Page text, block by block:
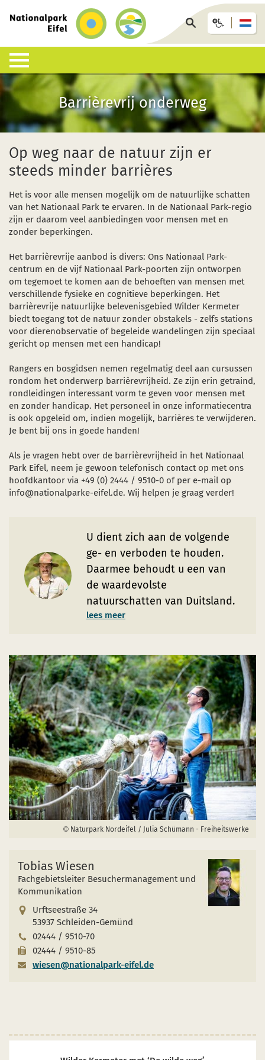
startpagina
pagina
zoeken
Leefruimte nationaal park
Wat is een nationaal park?
Leefruimtes
Geologie, bodem en klimaat
Onderzoek in het nationaal park
Nationaal park beleven
Wandelingen met gids
Kinderen, tieners en gezinnen
Evenementenkalender (Duits)
Wildernis Trail
Sterrenpark
Bezienswaardigheden
Start- en ontmoetingspunten
Informatiecentra & faciliteiten
Nationaal Park-Centrum Eifel
Nationaal Park-Poorten
Nationaal Park-Infopunten
Aankomst en accommodatie
Bus, trein of auto
Nationaalpark-Gastheren
GästeCard (gastenkaart)
Arrangementen en forfaitaire aanbiedingen
Infotheek
Interactieve kaart
FAQ
Ongevallen met wilde dieren
Afrikaanse varkenspest (AVP)
nieuw venster)
in een nieuw venster)
in een nieuw venster)
Barrièrevrij onderweg
Op weg naar de natuur zijn er
steeds minder barrières
Het is voor alle mensen mogelijk om de natuurlijke schatten
van het Nationaal Park te ervaren. In de Nationaal Park-regio
zijn er daarom veel aanbiedingen voor mensen met en
zonder beperkingen.
Het barrièrevrije aanbod is divers: Ons Nationaal Park-
centrum en de vijf Nationaal Park-poorten zijn ontworpen
om tegemoet te komen aan de behoeften van mensen met
verschillende fysieke en cognitieve beperkingen. Het
barrièrevrije natuurlijke belevenisgebied Wilder Kermeter
biedt toegang tot de natuur zonder obstakels - zelfs stations
voor dierenobservatie of begeleide wandelingen zijn speciaal
gericht op mensen met een handicap!
Rangers en bosgidsen nemen regelmatig deel aan cursussen
rondom het onderwerp barrièrevrijheid. Ze zijn erin getraind,
rondleidingen interessant vorm te geven voor mensen met
en zonder handicap. Het personeel in onze informatiecentra
is ook opgeleid om, indien mogelijk, barrières te verwijderen.
Je bent bij ons in goede handen!
Als je vragen hebt over de barrièrevrijheid in het Nationaal
Park Eifel, neem je gewoon telefonisch contact op met ons
hoofdkantoor via +49 (0) 2444 / 9510-0 of per e-mail op
info@nationalparke-eifel.de. Wij helpen je graag verder!
U dient zich aan de volgende
ge- en verboden te houden.
Daarmee behoudt u een van
de waardevolste
natuurschatten van Duitsland.
lees meer
Naturpark Nordeifel / Julia Schümann - Freiheitswerke
Tobias Wiesen
Fachgebietsleiter Besuchermanagement und
Kommunikation
Urftseestraße 34
53937 Schleiden-Gemünd
02444 / 9510-70
02444 / 9510-85
wiesen@nationalpark-eifel.de